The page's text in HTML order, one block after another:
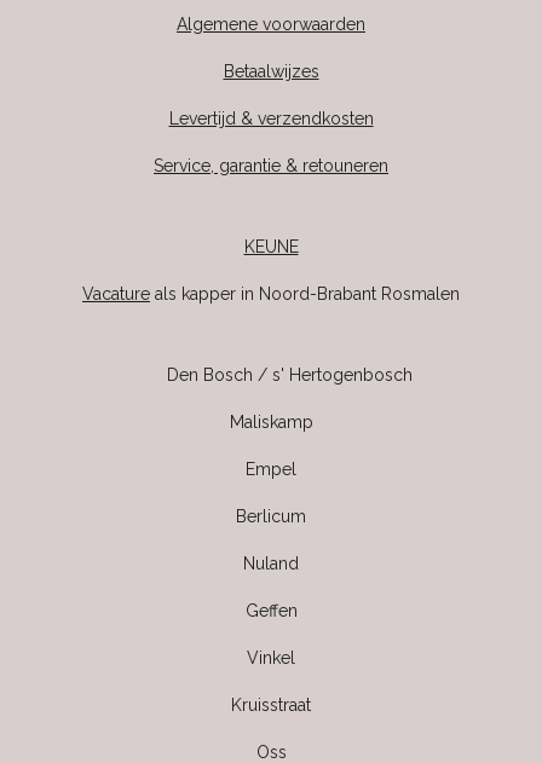
Algemene voorwaarden
Betaalwijzes
Levertijd & verzendkosten
Service, garantie & retouneren
KEUNE
Vacature als kapper in Noord-Brabant Rosmalen
Den Bosch / s' Hertogenbosch
Maliskamp
Empel
Berlicum
Nuland
Geffen
Vinkel
Kruisstraat
Oss